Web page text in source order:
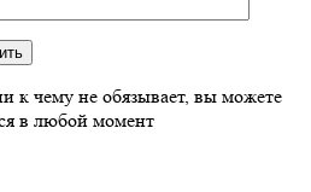
к чему не обязывает, вы можете
в любой момент